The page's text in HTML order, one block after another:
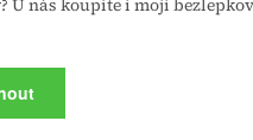
U nás koupíte i moji